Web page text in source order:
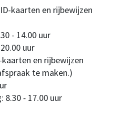
kaarten en rijbewijzen
- 14.00 uur
uur
en rijbewijzen
te maken.)
8.30 - 17.00 uur